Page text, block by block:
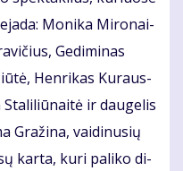
Mo­ni­ka Mi­ro­nai­
Ge­di­mi­nas
Hen­ri­kas Ku­raus­
Sta­li­liū­nai­tė ir dau­ge­lis
Gra­ži­na, vai­di­nu­sių
kar­ta, ku­ri pa­li­ko di­